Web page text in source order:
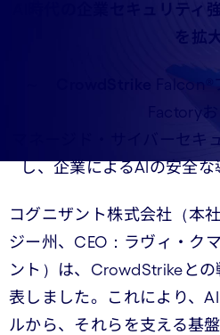
AI時代の企業セキュリティ
を拡
Factoryお
マネージド・サイバーセキ
し、企業によるAIの安全
コグニザント株式会社（本
ジー州、CEO：ラヴィ・ク
ント）は、CrowdStrikeと
表しました。これにより、
ルから、それらを支える基